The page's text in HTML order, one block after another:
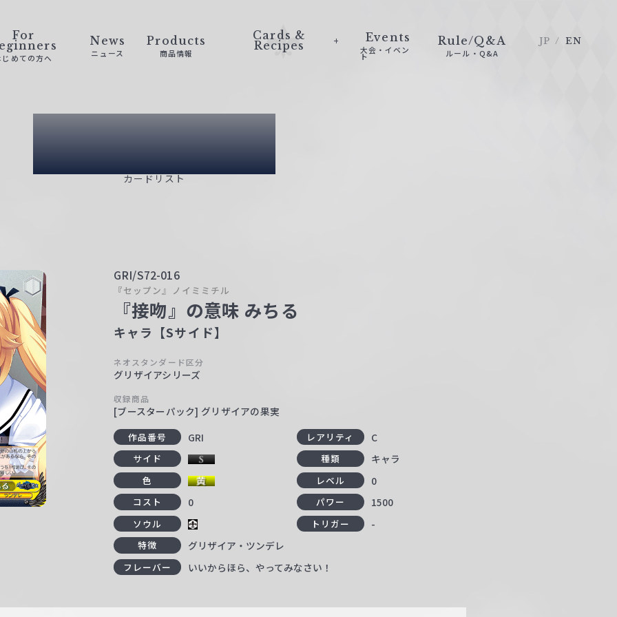
For
じめての方へ
News
ニュース
Products
商品情報
Cards &
Recipes
Events
大会・イベン
ト
Rule/Q&A
ルール・Q&A
JP EN
Card List
カードリスト
GRI/S72-016
『セップン』ノイミミチル
『接吻』の意味 みちる
キャラ【Sサイド】
ネオスタンダード区分
グリザイアシリーズ
収録商品
[ブースターパック] グリザイアの果実
作品番号 GRI レアリティ C
サイド 種類 キャラ
色 レベル 0
コスト 0 パワー 1500
ソウル トリガー -
特徴 グリザイア・ツンデレ
フレーバー いいからほら、やってみなさい！